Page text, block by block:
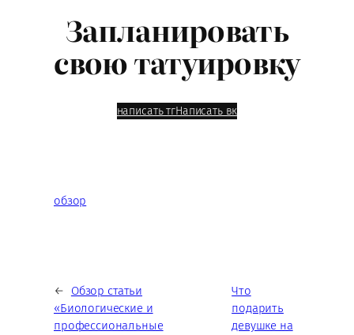
Запланировать
свою татуировку
написать тгНаписать вк
обзор
←
Обзор статьи
«Биологические и
профессиональные
Что
подарить
девушке на